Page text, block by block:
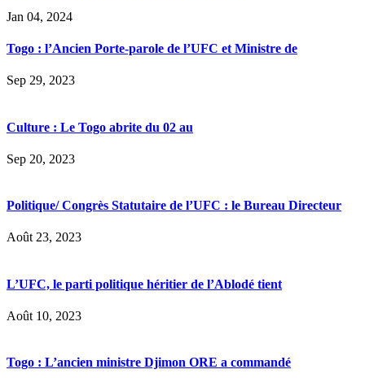
Jan 04, 2024
Togo : l’Ancien Porte-parole de l’UFC et Ministre de
Sep 29, 2023
Culture : Le Togo abrite du 02 au
Sep 20, 2023
Politique/ Congrès Statutaire de l’UFC : le Bureau Directeur
Août 23, 2023
L’UFC, le parti politique héritier de l’Ablodé tient
Août 10, 2023
Togo : L’ancien ministre Djimon ORE a commandé